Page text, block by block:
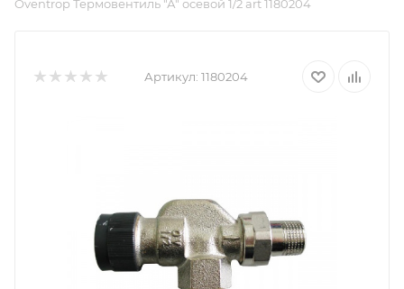
Oventrop Термовентиль "А" осевой 1/2 art 1180204
Артикул: 1180204